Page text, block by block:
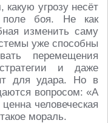
какую угрозу несёт
поле боя. Не как
изменить саму
уже способны
перемещения
стратегии и даже
для удара. Но в
вопросом: «А
человеческая
мораль.